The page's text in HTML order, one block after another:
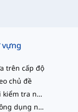
vựng
trên cấp độ
chủ đề
Bài kiểm tra năng lực
Thông dụng nhất